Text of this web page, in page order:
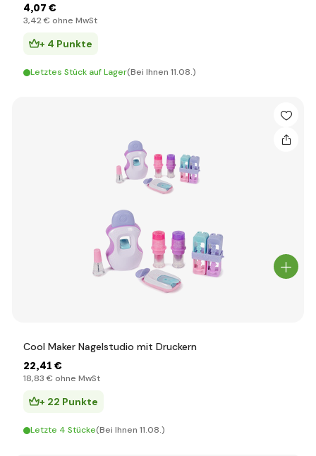
4,07 €
3,42 € ohne MwSt
+ 4 Punkte
Letztes Stück auf Lager(Bei Ihnen 11.08.)
Cool Maker Nagelstudio mit Druckern
22,41 €
18,83 € ohne MwSt
+ 22 Punkte
Letzte 4 Stücke(Bei Ihnen 11.08.)